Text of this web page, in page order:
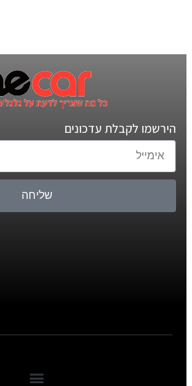
הירשמו לקבלת עדכונים
שליחה